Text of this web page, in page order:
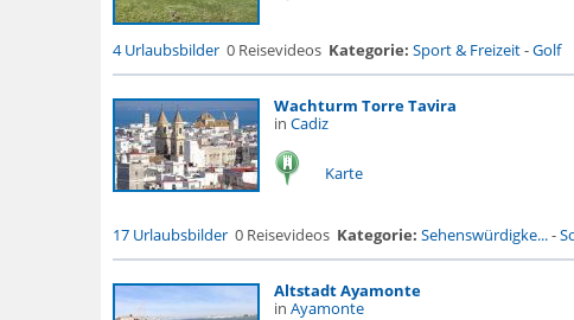
4 Urlaubsbilder 0 Reisevideos Kategorie: Sport & Freizeit-Golf
Wachturm Torre Tavira
in Cadiz
Karte
17 Urlaubsbilder 0 Reisevideos Kategorie: Sehenswürdigke...-
Altstadt Ayamonte
in Ayamonte